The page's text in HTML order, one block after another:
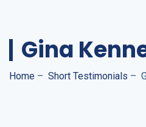
Gina
Home – Short Testimonials –